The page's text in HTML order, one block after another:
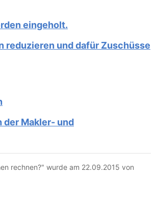
eingeholt.
reduzieren und dafür Zuschüsse
der Makler- und
rechnen?" wurde am 22.09.2015 von